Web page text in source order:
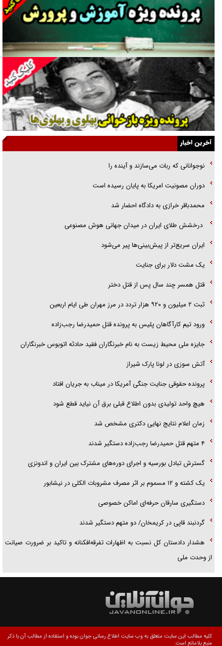
انگشت‌های پا شناسایی کردیم
نسلی که آنلاین الگو می‌گیرد
گفت‌وگو با آیت‌الله جاودان/ جفای مخالفان مکانت معنوی رهبر شهید را
ارتقا می‌داد
راننده مست به قانون می‌خندد
همه آقای دوربینی شده‌ایم!
قصه ناتمام سرویس مدارس
آیا مقاومت فلسطین خلع‌سلاح می‌شود؟
آخرین اخبار
نوجوانانی که ربات می‌سازند و آینده را
دوران مصونیت امریکا به پایان رسیده است
محمدباقر خرازی به دادگاه احضار شد
درخشش طلای ایران در میدان جهانی هوش مصنوعی
ایران سریع‌تر از پیش‌بینی‌ها پیر می‌شود
‌یک مشت دلار برای جنایت
قتل همسر چند سال پس از قتل دختر
ثبت ۲ میلیون و ۹۲۰ هزار تردد در مرز مهران طی ایام اربعین
ورود تیم کارآگاهان پلیس به پرونده قتل حمیدرضا رجب‌زاده
جایزه ملی محیط زیست به نام خبرنگاران فقید حادثه اتوبوس خبرنگاران
آتش سوزی در لونا پارک شیراز
پرونده حقوقی جنایت جنگی آمریکا در میناب به جریان افتاد
هیچ واحد تولیدی بدون اطلاع قبلی برق آن نیاید قطع شود
زمان اعلام نتایج نهایی دکتری مشخص شد
۴ متهم قتل حمیدرضا رجب‌زاده دستگیر شدند
گسترش تبادل بورسیه و اجرای دوره‌های مشترک بین ایران و اندونزی
یک کشته و ۱۲ مسموم بر اثر مصرف مشروبات الکلی در نیشابور
دستگیری سارقان حرفه‌ای اماکن خصوصی
گردنبند قاپی در کریمخان/ دو متهم دستگیر شدند
هشدار دادستان کل نسبت به اظهارات تفرقه‌افکنانه و تاکید بر ضرورت صیانت
از وحدت ملی
کلیه مطالب این سایت متعلق به وب سایت اطلاع رسانی جوان بوده و استفاده از مطالب آن با ذکر
منبع بلامانع است.